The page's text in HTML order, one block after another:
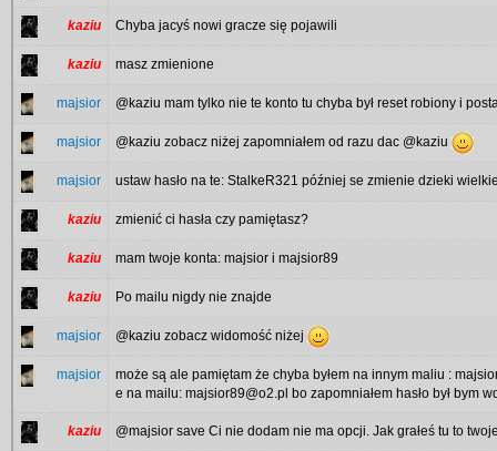
kaziu Chyba jacyś nowi gracze się pojawili
kaziu masz zmienione
majsior @kaziu mam tylko nie te konto tu chyba był reset robiony i
majsior @kaziu zobacz niżej zapomniałem od razu dac @kaziu
majsior ustaw hasło na te: StalkeR321 później se zmienie dzieki
kaziu zmienić ci hasła czy pamiętasz?
kaziu mam twoje konta: majsior i majsior89
kaziu Po mailu nigdy nie znajde
majsior @kaziu zobacz widomość niżej
majsior
może są ale pamiętam że chyba byłem na innym maliu :
e na mailu: majsior89@o2.pl bo zapomniałem hasło był bym
kaziu @majsior save Ci nie dodam nie ma opcji. Jak grałeś tu to